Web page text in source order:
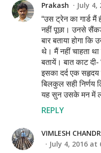
Prakash July 4,
“उस ट्रेन का गार्ड
नहीं पूछा। उनसे
बार बताया होगा
थे। मैं नहीं चाहता
बतायें। बात काट
इसका दर्द एक
बिलकुल सही निर्णय
यह सुन उसके मन में
REPLY
VIMLESH
July 4, 2016 at